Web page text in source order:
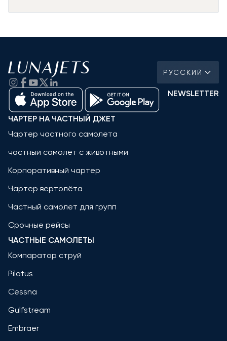
РУССКИЙ
NEWSLETTER
ЧАРТЕР НА ЧАСТНЫЙ ДЖЕТ
Чартер частного самолета
частный самолет с животными
Корпоративный чартер
Чартер вертолёта
Частный самолет для групп
Срочные рейсы
ЧАСТНЫЕ САМОЛЕТЫ
Компаратор струй
Pilatus
Cessna
Gulfstream
Embraer